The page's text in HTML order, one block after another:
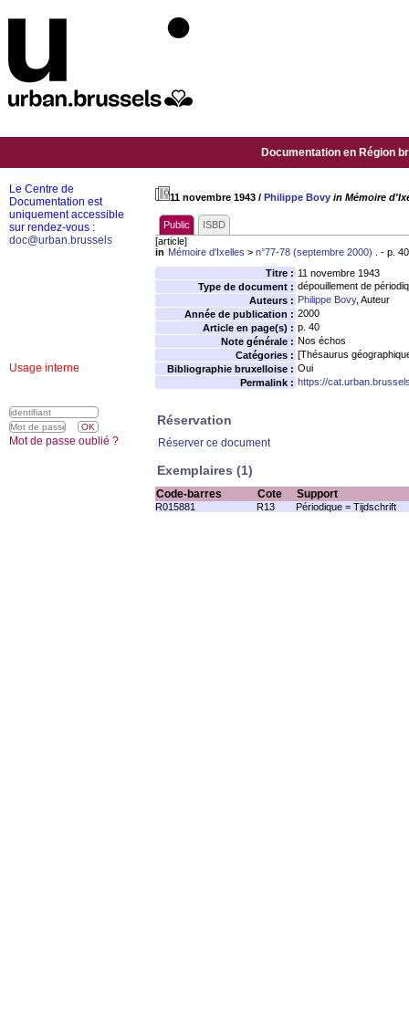
Documentation en Région
11 novembre 1943 / Philippe Bovy in Mémoire
Public
ISBD
[article]
in Mémoire d'Ixelles > n°77-78 (septembre 2000) . - p. 40
Titre : 11 novembre 1943
Type de document : dépouillement de
Auteurs : Philippe Bovy, Auteur
Année de publication : 2000
Article en page(s) : p. 40
Note générale : Nos échos
Catégories : [Thésaurus
Bibliographie bruxelloise : Oui
Permalink : https://
Réservation
Réserver ce document
Exemplaires (1)
Code-barres Cote Support
R015881 R13 Périodique = Tijdschrift
Le Centre de
Documentation est
uniquement accessible
sur rendez-vous :
doc@urban.brussels
Usage interne
Mot de passe oublié ?